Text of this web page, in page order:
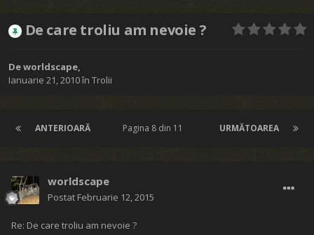
De care troliu am nevoie ?
Deworldscape,
Ianuarie 21, 2010în Trolii
ANTERIOARĂ URMĂTOAREA
Pagina 8 din 11
worldscape
Postat Februarie 12, 2015
Re: De care troliu am nevoie ?